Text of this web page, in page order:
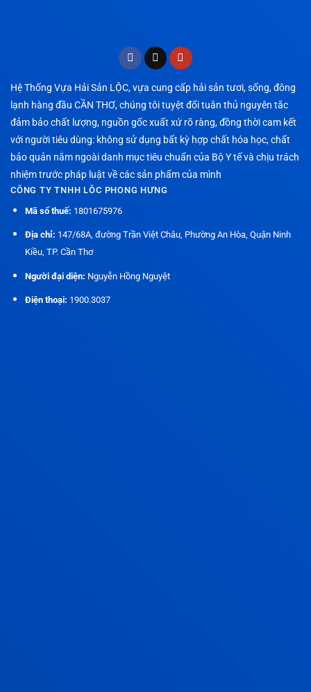
Hệ Thống Vựa Hải Sản LỘC, vựa cung cấp hải sản tươi, sống, đông
lạnh hàng đầu CẦN THƠ, chúng tôi tuyệt đối tuân thủ nguyên tắc
đảm bảo chất lượng, nguồn gốc xuất xứ rõ ràng, đồng thời cam kết
với người tiêu dùng: không sử dụng bất kỳ hợp chất hóa học, chất
bảo quản nằm ngoài danh mục tiêu chuẩn của Bộ Y tế và chịu trách
nhiệm trước pháp luật về các sản phẩm của mình
CÔNG TY TNHH LÔC PHONG HƯNG
Mã số thuế: 1801675976
Địa chỉ: 147/68A, đường Trần Việt Châu, Phường An Hòa, Quận Ninh
Kiều, TP. Cần Thơ
Người đại diện: Nguyễn Hồng Nguyệt
Điện thoại: 1900.3037